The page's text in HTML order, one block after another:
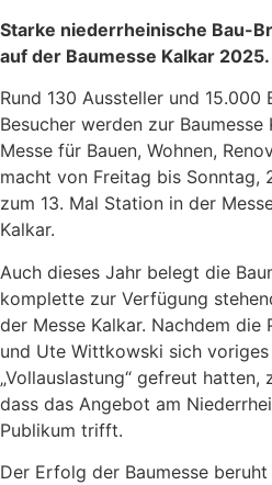
Starke niederrheinische Bau-
auf der Baumesse Kalkar 2025.
Rund 130 Aussteller und 15.000
Besucher werden zur
Messe für Bauen, Wohnen,
macht von Freitag bis Sonntag,
zum 13. Mal Station in der
Kalkar.
Auch dieses Jahr belegt die
komplette zur Verfügung
der Messe Kalkar. Nachdem die
und Ute Wittkowski sich
„Vollauslastung“ gefreut
dass das Angebot am
Publikum trifft.
Der Erfolg der Baumesse